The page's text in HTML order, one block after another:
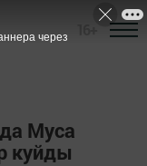
Муса
куйды
через